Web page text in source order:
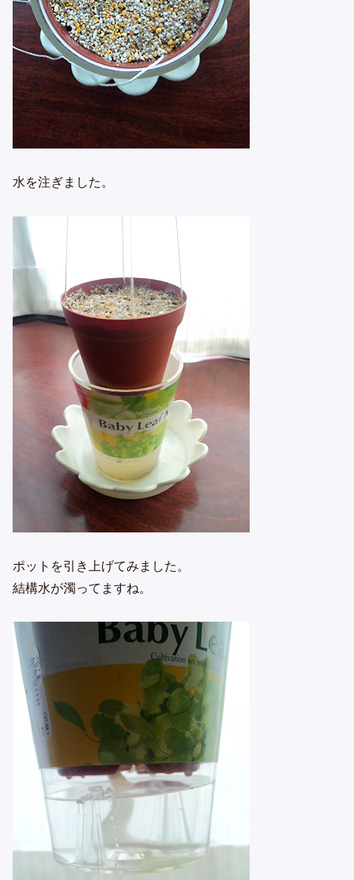
水を注ぎました。
ポットを引き上げてみました。
結構水が濁ってますね。